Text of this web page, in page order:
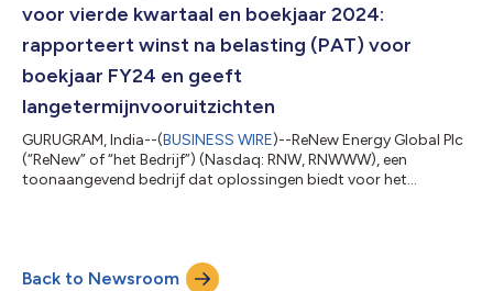
voor vierde kwartaal en boekjaar 2024:
rapporteert winst na belasting (PAT) voor
boekjaar FY24 en geeft
langetermijnvooruitzichten
GURUGRAM, India--(BUSINESS WIRE)--ReNew Energy Global Plc
(“ReNew” of “het Bedrijf”) (Nasdaq: RNW, RNWWW), een
toonaangevend bedrijf dat oplossingen biedt voor het
31 maart 2024. Operationele hoogtepunten: Op 31 maart 2024
bestond de portfolio van het bedrijf uit ~13,5 GW, waarvan ~9,5
Back to Newsroom